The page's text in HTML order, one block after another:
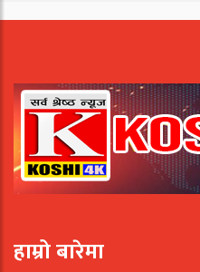
हाम्रो बारेमा